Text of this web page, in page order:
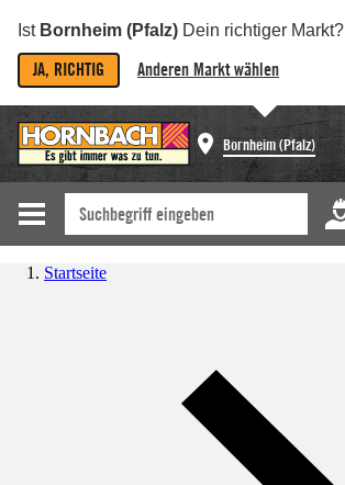
Ist Bornheim (Pfalz) Dein richtiger Markt?
JA, RICHTIG Anderen Markt wählen
Bornheim (Pfalz)
Startseite